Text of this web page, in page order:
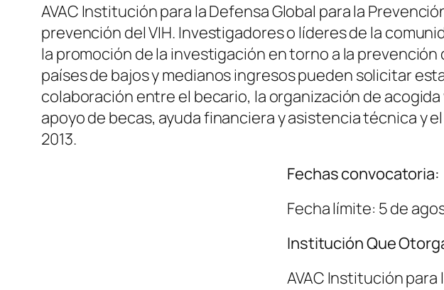
AVAC Institución para la Defensa Global para la
prevención del VIH. Investigadores o líderes de la
la promoción de la investigación en torno a la
países de bajos y medianos ingresos pueden solicitar
colaboración entre el becario, la organización de
apoyo de becas, ayuda financiera y asistencia técnica y
2013.
Fechas convocatoria:
Fecha límite: 5 de
Institución Que
AVAC Institución para